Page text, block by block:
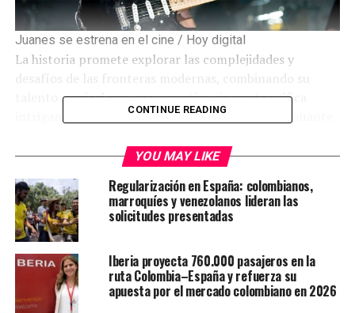
Juanes se estrena en el cine / Hoy digital
La historia promete explorar las complejidades y
desafíos de las fronteras modernas, combinando su
talento musical con una narrativa cinematográfica
intrigante. Este nuevo proyecto marca un emocionante
mundo del cine.
El cantante Juanes debutará en la gran pantalla con su
participación en la película ‘Pimpinero: Sangre y
Gasolina’, una historia ambientada en el desierto de la
frontera entre Colombia y Venezuela, donde los
contrabandistas de gasolina conocidos como
‘pimpineros’ arriesgan sus vidas transportando
combustible ilegal de un país a otro.
CONTINUE READING
YOU MAY LIKE
Regularización en España: colombianos,
marroquíes y venezolanos lideran las
solicitudes presentadas
Iberia proyecta 760.000 pasajeros en la
ruta Colombia–España y refuerza su
apuesta por el mercado colombiano en 2026